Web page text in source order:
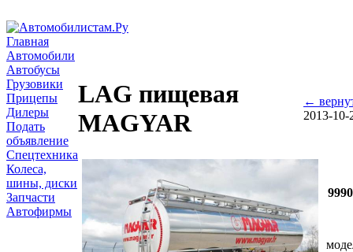
Главная
Автомобили
Автобусы
Грузовики
Прицепы
Дилеры
Подать
объявление
Спецтехника
Колеса,
шины, диски
Запчасти
Автофирмы
LAG пищевая
MAGYAR
←
2013-10-